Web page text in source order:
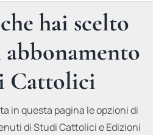
NUMERO
hai scelto
Cattolici
in questa pagina le opzioni di
di Studi Cattolici e Edizioni